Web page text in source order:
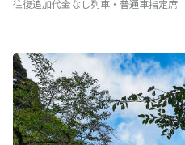
往復追加代金なし列車・普通車指定席